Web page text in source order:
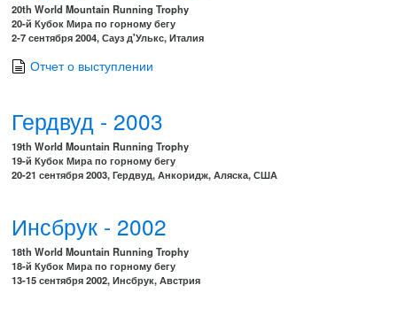
20th World Mountain Running Trophy
20-й Кубок Мира по горному бегу
2-7 сентября 2004, Сауз д'Улькс, Италия
Отчет о выступлении
Гердвуд - 2003
19th World Mountain Running Trophy
19-й Кубок Мира по горному бегу
20-21 сентября 2003, Гердвуд, Анкоридж, Аляска, США
Инсбрук - 2002
18th World Mountain Running Trophy
18-й Кубок Мира по горному бегу
13-15 сентября 2002, Инсбрук, Австрия